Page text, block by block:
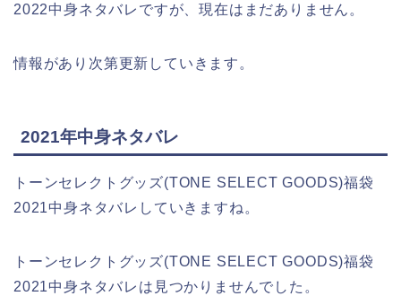
2022中身ネタバレですが、現在はまだありません。
情報があり次第更新していきます。
2021年中身ネタバレ
トーンセレクトグッズ(TONE SELECT GOODS)福袋
2021中身ネタバレしていきますね。
トーンセレクトグッズ(TONE SELECT GOODS)福袋
2021中身ネタバレは見つかりませんでした。